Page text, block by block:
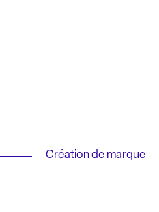
Création de marque